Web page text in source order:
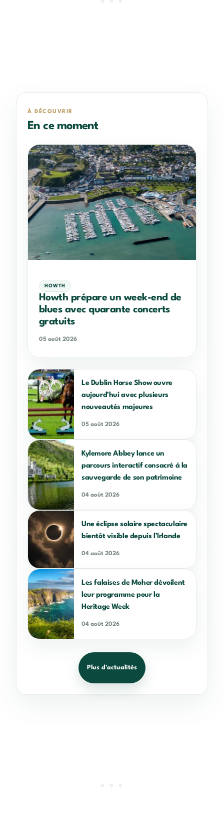
À DÉCOUVRIR
En ce moment
HOWTH
Howth prépare un week-end de
blues avec quarante concerts
gratuits
05 août 2026
Le Dublin Horse Show ouvre
aujourd’hui avec plusieurs
nouveautés majeures
05 août 2026
Kylemore Abbey lance un
parcours interactif consacré à la
sauvegarde de son patrimoine
04 août 2026
Une éclipse solaire spectaculaire
bientôt visible depuis l’Irlande
04 août 2026
Les falaises de Moher dévoilent
leur programme pour la
Heritage Week
04 août 2026
Plus d'actualités